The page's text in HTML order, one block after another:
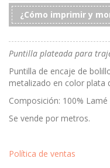
¿Cómo imprimir y
Puntilla plateada para
Puntilla de encaje de
metalizado en color plata
Composición: 100% Lamé
Se vende por metros.
Política de ventas